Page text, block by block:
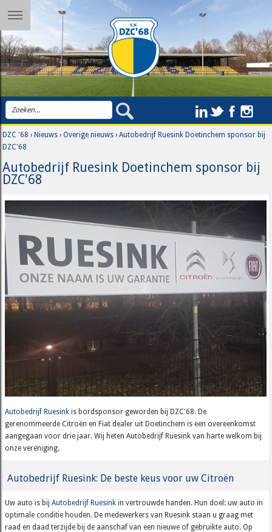
DZC '68 ›Nieuws ›Overige nieuws ›Autobedrijf Ruesink Doetinchem sponsor bij
DZC'68
Autobedrijf Ruesink Doetinchem sponsor bij
DZC'68
Autobedrijf Ruesink is bordsponsor geworden bij DZC'68. De
gerenommeerde Citroën en Fiat dealer uit Doetinchem is een overeenkomst
aangegaan voor drie jaar. Wij heten Autobedrijf Ruesink van harte welkom bij
onze vereniging.
Autobedrijf Ruesink: De beste keus voor uw Citroën
Uw auto is bijAutobedrijf Ruesink in vertrouwde handen. Hun doel: uw auto in
optimale conditie houden. De medewerkers van Ruesink staan u graag met
raad en daad terzijde bij de aanschaf van een nieuwe of gebruikte auto. Op